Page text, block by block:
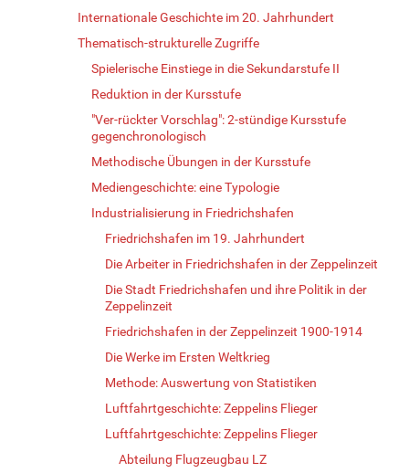
Internationale Geschichte im 20. Jahrhundert
Thematisch-strukturelle Zugriffe
Spielerische Einstiege in die Sekundarstufe II
Reduktion in der Kursstufe
"Ver-rückter Vorschlag": 2-stündige Kursstufe
gegenchronologisch
Methodische Übungen in der Kursstufe
Mediengeschichte: eine Typologie
Industrialisierung in Friedrichshafen
Friedrichshafen im 19. Jahrhundert
Die Arbeiter in Friedrichshafen in der Zeppelinzeit
Die Stadt Friedrichshafen und ihre Politik in der
Zeppelinzeit
Friedrichshafen in der Zeppelinzeit 1900-1914
Die Werke im Ersten Weltkrieg
Methode: Auswertung von Statistiken
Luftfahrtgeschichte: Zeppelins Flieger
Luftfahrtgeschichte: Zeppelins Flieger
Abteilung Flugzeugbau LZ